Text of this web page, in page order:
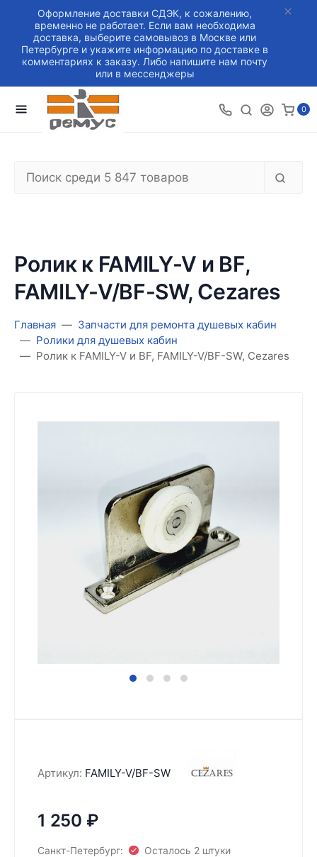
Оформление доставки СДЭК, к сожалению,
временно не работает. Если вам необходима
доставка, выберите самовывоз в Москве или
Петербурге и укажите информацию по доставке в
комментариях к заказу. Либо напишите нам почту
или в мессенджеры
0
Ролик к FAMILY-V и BF,
FAMILY-V/BF-SW, Cezares
Главная
Запчасти для ремонта душевых кабин
Ролики для душевых кабин
Ролик к FAMILY-V и BF, FAMILY-V/BF-SW, Cezares
Артикул: FAMILY-V/BF-SW
1 250 ₽
Санкт-Петербург:
Осталось 2 штуки